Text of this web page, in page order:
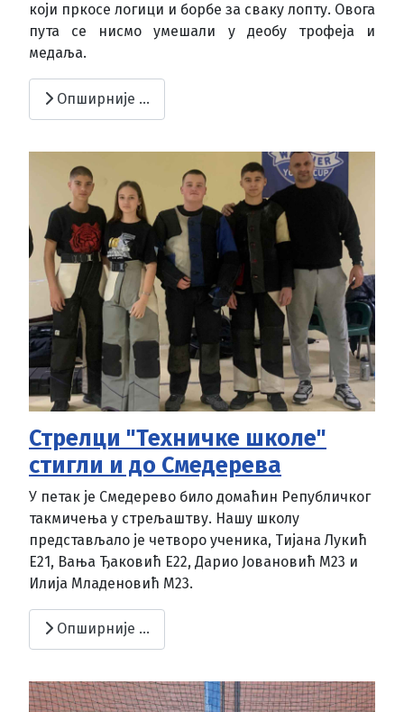
који пркосе логици и борбе за сваку лопту. Овога
пута се нисмо умешали у деобу трофеја и
медаља.
Опширније …
Стрелци "Техничке школе"
стигли и до Смедерева
У петак је Смедерево било домаћин Републичког
такмичења у стрељаштву. Нашу школу
представљало је четворо ученика, Тијана Лукић
Е21, Вања Ђаковић Е22, Дарио Јовановић М23 и
Илија Младеновић М23.
Опширније …